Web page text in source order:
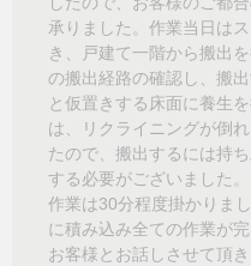
承りました。作業当日は
き、戸建て一階から搬出
の搬出経路の確認し、搬
と仮置きする床面に養生
は、リクライニングが倒
たので、搬出するには持
する必要がございました
作業は30分程度掛かりま
に積み込み全ての作業が
お客様とお話しさせて頂